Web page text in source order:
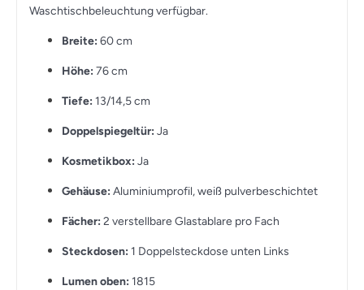
Waschtischbeleuchtung verfügbar.
Breite: 60 cm
Höhe: 76 cm
Tiefe: 13/14,5 cm
Doppelspiegeltür: Ja
Kosmetikbox: Ja
Gehäuse: Aluminiumprofil, weiß pulverbeschichtet
Fächer: 2 verstellbare Glastablare pro Fach
Steckdosen: 1 Doppelsteckdose unten Links
Lumen oben: 1815